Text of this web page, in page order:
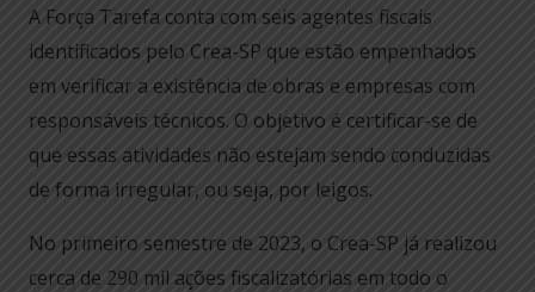
A Força Tarefa conta com seis agentes fiscais
identificados pelo Crea-SP que estão empenhados
em verificar a existência de obras e empresas com
responsáveis técnicos. O objetivo é certificar-se de
que essas atividades não estejam sendo conduzidas
de forma irregular, ou seja, por leigos.
No primeiro semestre de 2023, o Crea-SP já realizou
cerca de 290 mil ações fiscalizatórias em todo o